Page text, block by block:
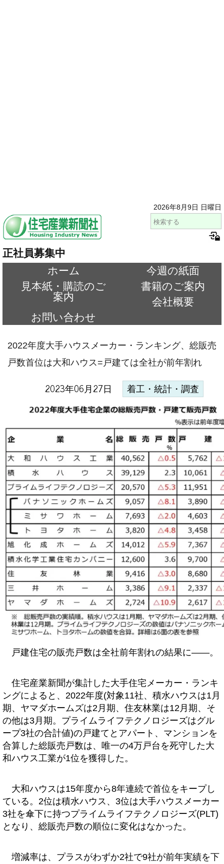
2026年8月9日 日曜日
正社員募集中
ホーム
今週の紙面
見本紙・購読のご
案内
書籍のご案内
会社概要
お問い合わせ
2022年度大手ハウスメーカー・ランキング、総販売
戸数首位は大和ハウス=戸建ては全社が前年割れ
2023年06月27日 着工・統計・調査
戸建住宅の販売戸数は全社前年割れの結果に――。
住宅産業新聞が集計した大手住宅メーカー・ランキ
ングによると、2022年度(対象11社、積水ハウスは1月
期、ヤマダホームズは2月期、住友林業は12月期、そ
の他は3月期。プライムライフテクノロジーズはグル
ープ3社の合計値)の戸建てとアパート、マンションを
合算した総販売戸数は、唯一の4万戸台を死守した大
和ハウス工業が1位を獲得した。
大和ハウスは15年度から8年連続で首位をキープし
ている。2位は積水ハウス、3位は大手ハウスメーカー
3社を傘下に持つプライムライフテクノロジーズ(PLT)
となり、総販売戸数の順位に変化はなかった。
増減率は、プラスがわずか2社で9社が前年実績を下